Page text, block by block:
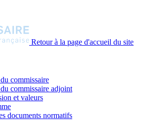
Retour à la page d'accueil du site
commissaire
commissaire adjoint
et valeurs
documents normatifs